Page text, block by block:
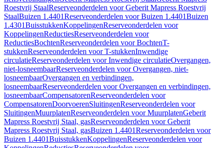
Roestvrij StaalReserveonderdelen voor Geberit Mapress Roestvrij
StaalBuizen 1.4401Reserveonderdelen voor Buizen 1.4401Buizen
1.4301BuisstukkenKoppelingenReserveonderdelen voor
KoppelingenReductiesReserveonderdelen voor
ReductiesBochtenReserveonderdelen voor BochtenT-
stukkenReserveonderdelen voor T-stukkenInwendige
circulatieReserveonderdelen voor Inwendige circulatieOvergangen,
niet-losneembaarReserveonderdelen voor Overgangen, niet-
losneembaarOvergangen en verbindingen,
losneembaarReserveonderdelen voor Overgangen en verbindingen,
losneembaarCompensatorenReserveonderdelen voor
CompensatorenDoorvoerenSluitingenReserveonderdelen voor
SluitingenMuurplatenReserveonderdelen voor MuurplatenGeberit
Mapress Roestvrij Staal, gasReserveonderdelen voor Geberit
Mapress Roestvrij Staal, gasBuizen 1.4401Reserveonderdelen voor
Buizen 1.4401BuisstukkenKoppelingenReserveonderdelen voor